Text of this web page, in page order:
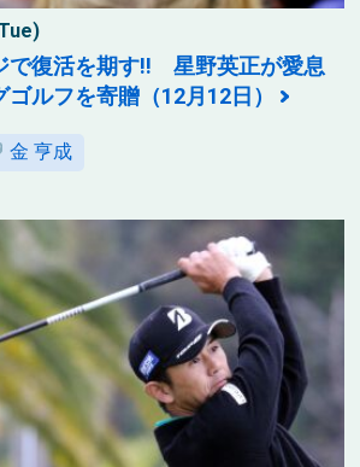
で復活を期す!! 星野英正が愛息
ルフを寄贈（12月12日）
金 亨成